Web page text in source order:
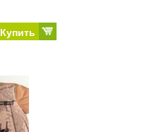
Купить